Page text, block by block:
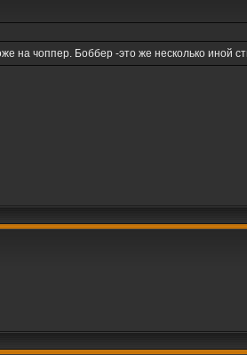
на чоппер. Боббер -это же несколько иной